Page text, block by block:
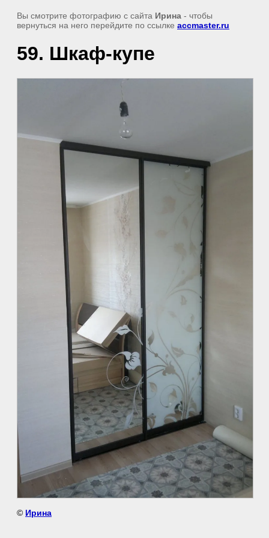
Вы смотрите фотографию с сайта Ирина - чтобы
вернуться на него перейдите по ссылке accmaster.ru
59. Шкаф-купе
© Ирина